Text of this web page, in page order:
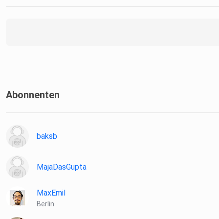
Abonnenten
baksb
MajaDasGupta
MaxEmil
Berlin